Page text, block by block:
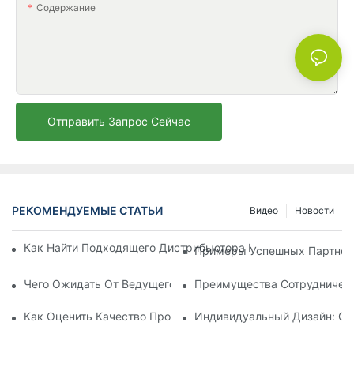
Содержание
Отправить Запрос Сейчас
РЕКОМЕНДУЕМЫЕ СТАТЬИ Новости
Видео
Как Найти Подходящего Дистрибьютора Пляжных Зонтов
Примеры Успешных
Чего Ожидать От Ведущего Производителя Шезлонгов
Преимущества
Как Оценить Качество Продукции Фабрики По
Индивидуальный Дизайн: